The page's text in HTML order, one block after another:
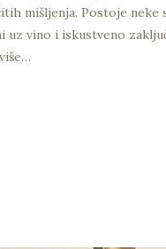
mišljenja. Postoje neke
vino i iskustveno